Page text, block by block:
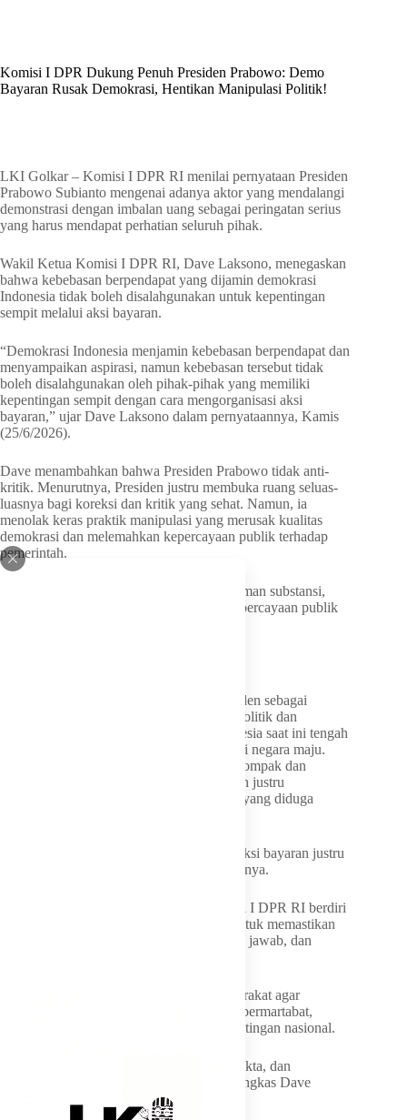
Komisi I DPR Dukung Penuh Presiden Prabowo: Demo
Bayaran Rusak Demokrasi, Hentikan Manipulasi Politik!
LKI Golkar – Komisi I DPR RI menilai pernyataan Presiden
Prabowo Subianto mengenai adanya aktor yang mendalangi
demonstrasi dengan imbalan uang sebagai peringatan serius
yang harus mendapat perhatian seluruh pihak.
Wakil Ketua Komisi I DPR RI, Dave Laksono, menegaskan
bahwa kebebasan berpendapat yang dijamin demokrasi
Indonesia tidak boleh disalahgunakan untuk kepentingan
sempit melalui aksi bayaran.
“Demokrasi Indonesia menjamin kebebasan berpendapat dan
menyampaikan aspirasi, namun kebebasan tersebut tidak
boleh disalahgunakan oleh pihak-pihak yang memiliki
kepentingan sempit dengan cara mengorganisasi aksi
bayaran,” ujar Dave Laksono dalam pernyataannya, Kamis
(25/6/2026).
Dave menambahkan bahwa Presiden Prabowo tidak anti-
kritik. Menurutnya, Presiden justru membuka ruang seluas-
luasnya bagi koreksi dan kritik yang sehat. Namun, ia
menolak keras praktik manipulasi yang merusak kualitas
demokrasi dan melemahkan kepercayaan publik terhadap
pemerintah.
“Kritik yang sehat harus lahir dari pemahaman substansi,
bukan dari rekayasa yang melemahkan kepercayaan publik
Komisi I DPR RI memandang sikap Presiden sebagai
komitmen nyata untuk menjaga stabilitas politik dan
keamanan nasional. Menurut Dave, Indonesia saat ini tengah
menghadapi tantangan besar untuk menjadi negara maju.
Karena itu, seluruh elemen bangsa harus kompak dan
mengedepankan kepentingan rakyat, bukan justru
melemahkan pemerintah melalui aksi-aksi yang diduga
“Upaya melemahkan pemerintah melalui aksi bayaran justru
akan menghambat kemajuan bangsa,” katanya.
Dave Laksono menegaskan bahwa Komisi I DPR RI berdiri
sepenuhnya bersama Presiden Prabowo untuk memastikan
demokrasi berjalan dengan etika, tanggung jawab, dan
Ia juga menyerukan kepada seluruh masyarakat agar
menyampaikan aspirasi dengan cara yang bermartabat,
berbasis fakta, dan berorientasi pada kepentingan nasional.
“Kritik boleh, tetapi harus jujur, berbasis fakta, dan
berorientasi pada kepentingan bangsa,” pungkas Dave